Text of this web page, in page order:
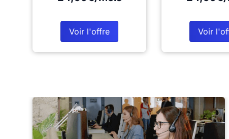
Voir l'offre Voir